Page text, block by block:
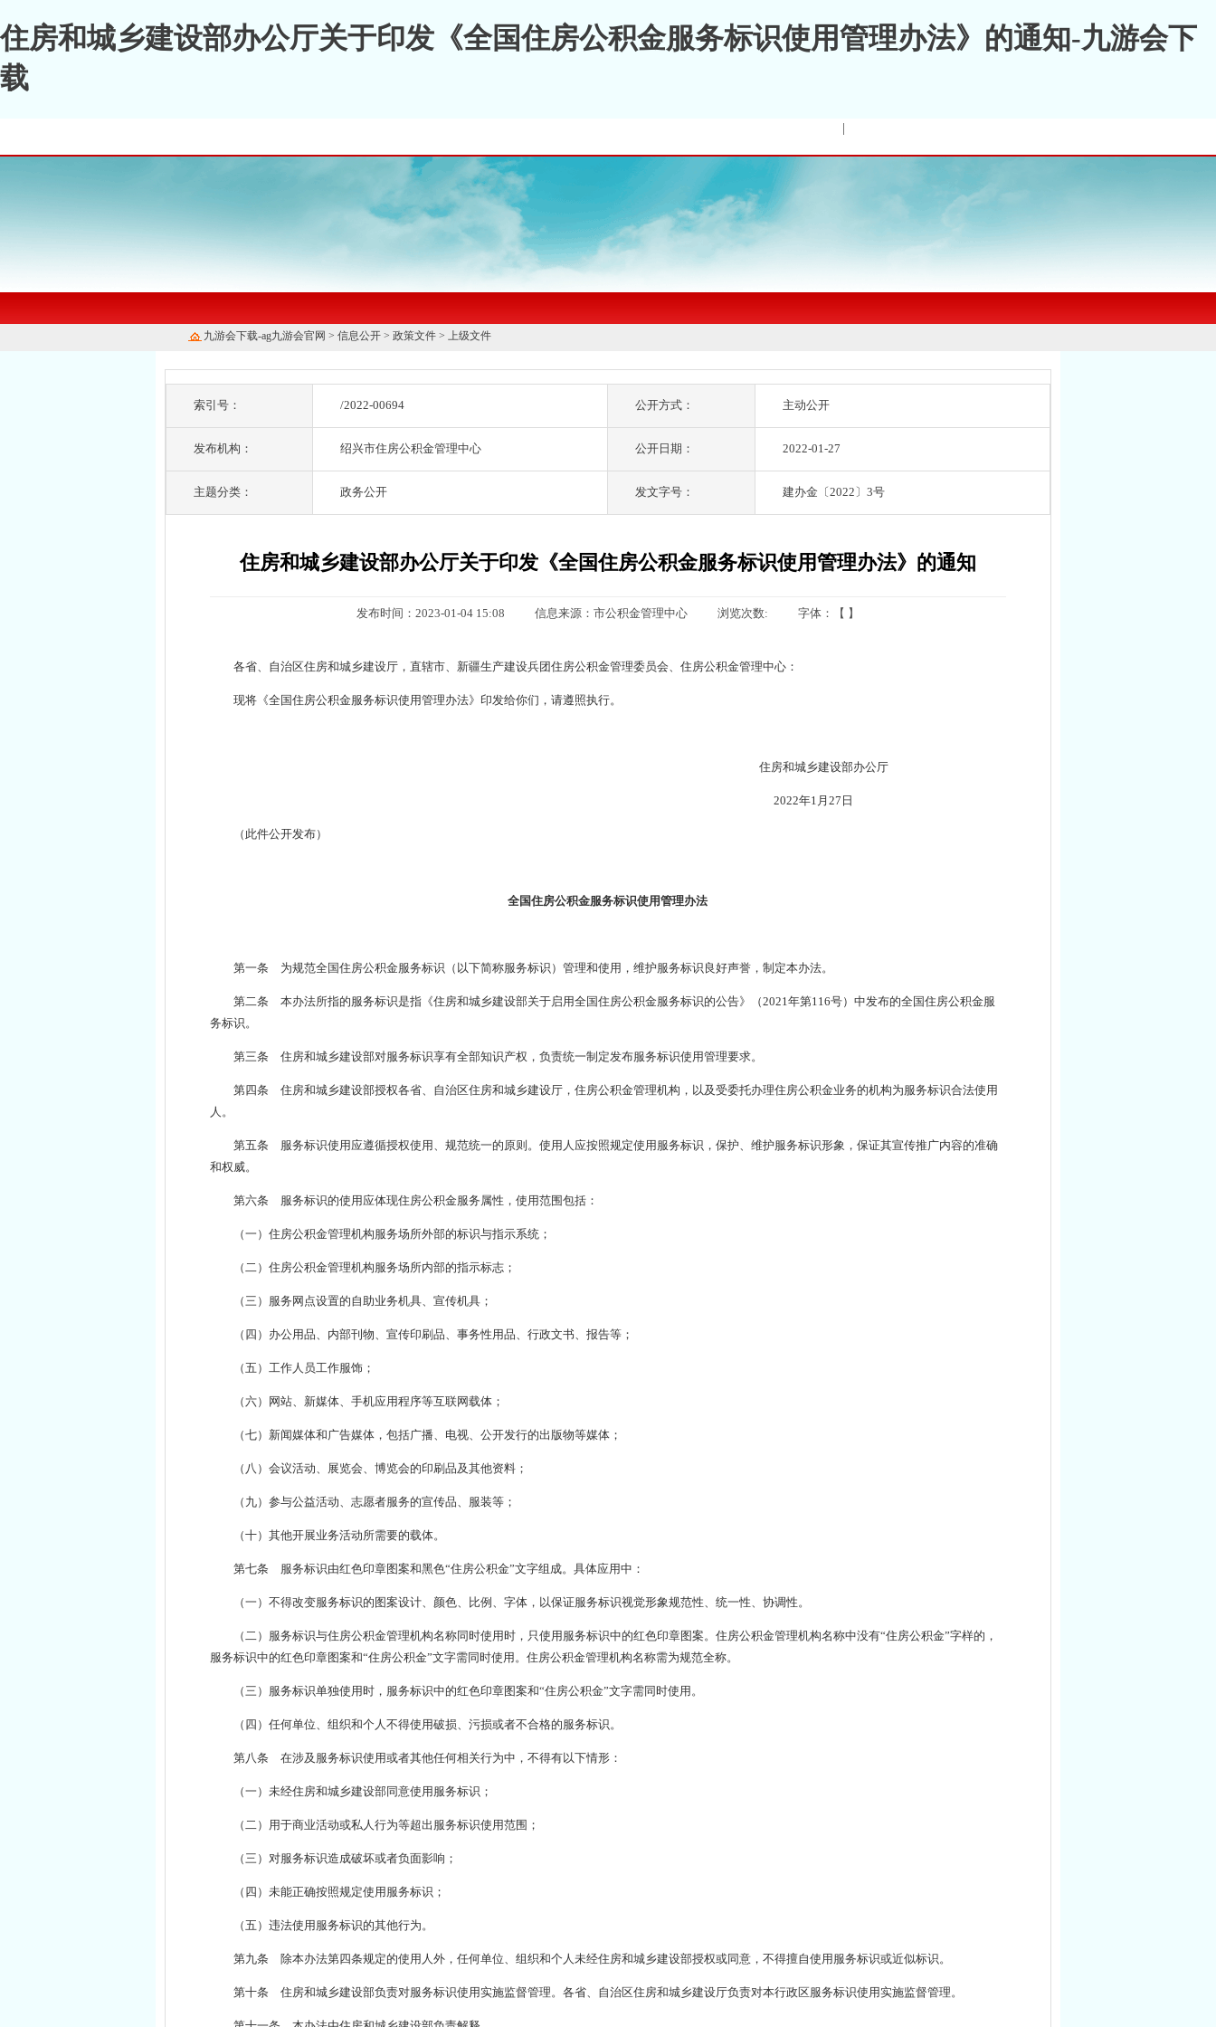
住房和城乡建设部办公厅关于印发《全国住房公积金服务标识使用管理办法》的通知-九游会下
载
九游会下载-ag九游会官网 > 信息公开 > 政策文件 > 上级文件
索引号： /2022-00694 公开方式： 主动公开
发布机构： 绍兴市住房公积金管理中心 公开日期： 2022-01-27
主题分类： 政务公开 发文字号： 建办金〔2022〕3号
住房和城乡建设部办公厅关于印发《全国住房公积金服务标识使用管理办法》的通知
发布时间：2023-01-04 15:08 信息来源：市公积金管理中心 浏览次数: 字体：【 】
各省、自治区住房和城乡建设厅，直辖市、新疆生产建设兵团住房公积金管理委员会、住房公积金管理中心：
现将《全国住房公积金服务标识使用管理办法》印发给你们，请遵照执行。
住房和城乡建设部办公厅
2022年1月27日
（此件公开发布）
全国住房公积金服务标识使用管理办法
第一条 为规范全国住房公积金服务标识（以下简称服务标识）管理和使用，维护服务标识良好声誉，制定本办法。
第二条 本办法所指的服务标识是指《住房和城乡建设部关于启用全国住房公积金服务标识的公告》（2021年第116号）中发布的全国住房公积金服
务标识。
第三条 住房和城乡建设部对服务标识享有全部知识产权，负责统一制定发布服务标识使用管理要求。
第四条 住房和城乡建设部授权各省、自治区住房和城乡建设厅，住房公积金管理机构，以及受委托办理住房公积金业务的机构为服务标识合法使用
人。
第五条 服务标识使用应遵循授权使用、规范统一的原则。使用人应按照规定使用服务标识，保护、维护服务标识形象，保证其宣传推广内容的准确
和权威。
第六条 服务标识的使用应体现住房公积金服务属性，使用范围包括：
（一）住房公积金管理机构服务场所外部的标识与指示系统；
（二）住房公积金管理机构服务场所内部的指示标志；
（三）服务网点设置的自助业务机具、宣传机具；
（四）办公用品、内部刊物、宣传印刷品、事务性用品、行政文书、报告等；
（五）工作人员工作服饰；
（六）网站、新媒体、手机应用程序等互联网载体；
（七）新闻媒体和广告媒体，包括广播、电视、公开发行的出版物等媒体；
（八）会议活动、展览会、博览会的印刷品及其他资料；
（九）参与公益活动、志愿者服务的宣传品、服装等；
（十）其他开展业务活动所需要的载体。
第七条 服务标识由红色印章图案和黑色“住房公积金”文字组成。具体应用中：
（一）不得改变服务标识的图案设计、颜色、比例、字体，以保证服务标识视觉形象规范性、统一性、协调性。
（二）服务标识与住房公积金管理机构名称同时使用时，只使用服务标识中的红色印章图案。住房公积金管理机构名称中没有“住房公积金”字样的，
服务标识中的红色印章图案和“住房公积金”文字需同时使用。住房公积金管理机构名称需为规范全称。
（三）服务标识单独使用时，服务标识中的红色印章图案和“住房公积金”文字需同时使用。
（四）任何单位、组织和个人不得使用破损、污损或者不合格的服务标识。
第八条 在涉及服务标识使用或者其他任何相关行为中，不得有以下情形：
（一）未经住房和城乡建设部同意使用服务标识；
（二）用于商业活动或私人行为等超出服务标识使用范围；
（三）对服务标识造成破坏或者负面影响；
（四）未能正确按照规定使用服务标识；
（五）违法使用服务标识的其他行为。
第九条 除本办法第四条规定的使用人外，任何单位、组织和个人未经住房和城乡建设部授权或同意，不得擅自使用服务标识或近似标识。
第十条 住房和城乡建设部负责对服务标识使用实施监督管理。各省、自治区住房和城乡建设厅负责对本行政区服务标识使用实施监督管理。